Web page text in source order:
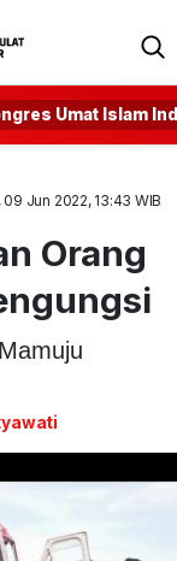
Umat Islam
09 Jun 2022, 13:43 WIB
Orang